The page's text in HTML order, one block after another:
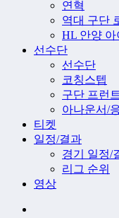
연혁
역대 구단
HL 안양 아
선수단
선수단
코칭스텝
구단 프런트
아나운서/
티켓
일정/결과
경기 일정/
리그 순위
영상